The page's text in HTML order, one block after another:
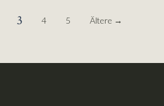
3 4 5 Ältere →